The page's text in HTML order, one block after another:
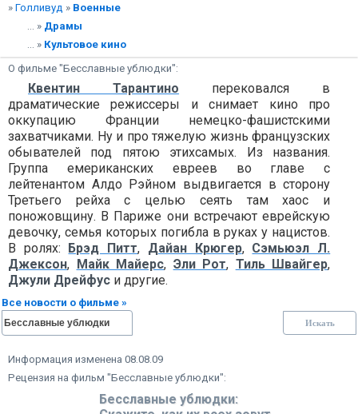
» Голливуд » Военные
... » Драмы
... » Культовое кино
О фильме "Бесславные ублюдки":
Квентин Тарантино перековался в
драматические режиссеры и снимает кино про
оккупацию Франции немецко-фашистскими
захватчиками. Ну и про тяжелую жизнь французских
обывателей под пятою этихсамых. Из названия.
Группа емериканских евреев во главе с
лейтенантом Алдо Рэйном выдвигается в сторону
Третьего рейха с целью сеять там хаос и
поножовщину. В Париже они встречают еврейскую
девочку, семья которых погибла в руках у нацистов.
В ролях: Брэд Питт, Дайан Крюгер, Сэмьюэл Л.
Джексон, Майк Майерс, Эли Рот, Тиль Швайгер,
Джули Дрейфус и другие.
Все новости о фильме »
Информация изменена 08.08.09
Рецензия на фильм "Бесславные ублюдки":
Бесславные ублюдки: